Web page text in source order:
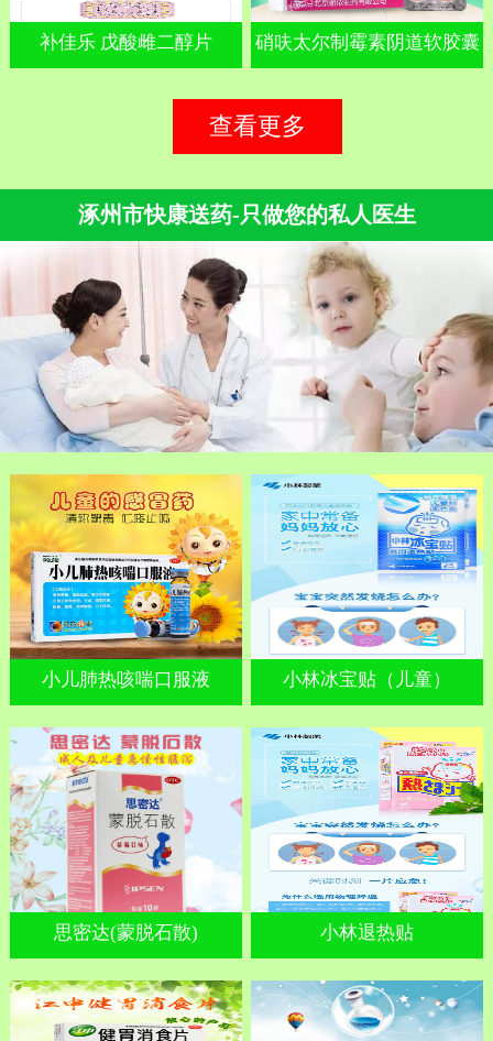
补佳乐 戊酸雌二醇片 硝呋太尔制霉素阴道软胶囊
查看更多
涿州市快康送药-只做您的私人医生
小儿肺热咳喘口服液 小林冰宝贴（儿童）
思密达(蒙脱石散) 小林退热贴